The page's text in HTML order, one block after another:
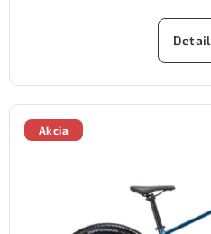
Detail
Akcia